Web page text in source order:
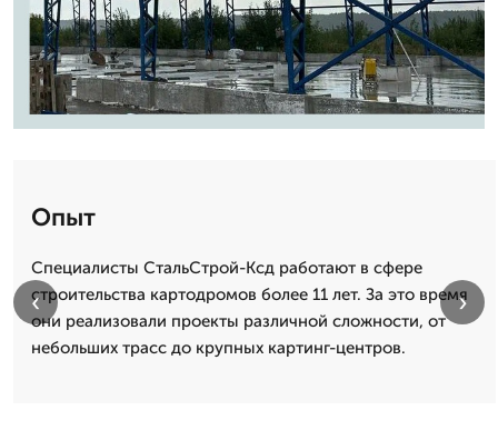
Опыт
Специалисты СтальСтрой-Ксд работают в сфере
строительства картодромов более 11 лет. За это время
они реализовали проекты различной сложности, от
небольших трасс до крупных картинг-центров.
‹ ›